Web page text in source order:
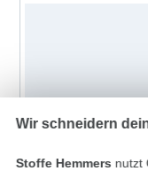
Wir schneidern
Stoffe Hemmers nutzt